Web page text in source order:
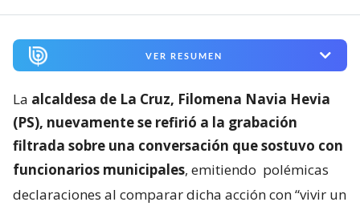
VER RESUMEN
La alcaldesa de La Cruz, Filomena Navia Hevia
(PS), nuevamente se refirió a la grabación
filtrada sobre una conversación que sostuvo con
funcionarios municipales, emitiendo polémicas
declaraciones al comparar dicha acción con “vivir un